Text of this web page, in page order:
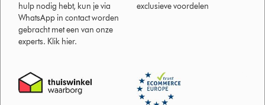
hulp nodig hebt, kun je via
WhatsApp in contact worden
gebracht met een van onze
experts. Klik hier.
exclusieve voordelen